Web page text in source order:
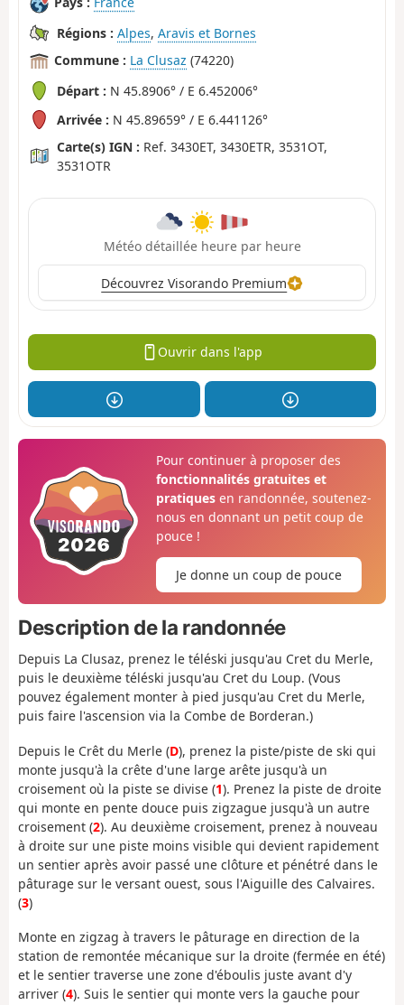
Régions : Alpes, Aravis et Bornes
Commune : La Clusaz (74220)
Départ : N 45.8906° / E 6.452006°
Arrivée : N 45.89659° / E 6.441126°
Carte(s) IGN : Ref. 3430ET, 3430ETR, 3531OT,
3531OTR
Météo détaillée heure par heure
Découvrez Visorando Premium
Ouvrir dans l'app
Pour continuer à proposer des
fonctionnalités gratuites et
pratiquesen randonnée, soutenez-
nous en donnant un petit coup de
pouce !
Je donne un coup de pouce
Description de la randonnée
Depuis La Clusaz, prenez le téléski jusqu'au Cret du Merle,
puis le deuxième téléski jusqu'au Cret du Loup. (Vous
pouvez également monter à pied jusqu'au Cret du Merle,
puis faire l'ascension via la Combe de Borderan.)
Depuis le Crêt du Merle (D), prenez la piste/piste de ski qui
monte jusqu'à la crête d'une large arête jusqu'à un
croisement où la piste se divise (1). Prenez la piste de droite
qui monte en pente douce puis zigzague jusqu'à un autre
croisement (2). Au deuxième croisement, prenez à nouveau
à droite sur une piste moins visible qui devient rapidement
un sentier après avoir passé une clôture et pénétré dans le
pâturage sur le versant ouest, sous l'Aiguille des Calvaires.
(3)
Monte en zigzag à travers le pâturage en direction de la
station de remontée mécanique sur la droite (fermée en été)
et le sentier traverse une zone d'éboulis juste avant d'y
arriver (4). Suis le sentier qui monte vers la gauche pour